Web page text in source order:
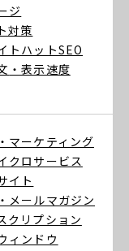
ジ
対策
トハットSEO
・表示速度
・マーケティング
クロサービス
イト
・メールマガジン
クリプション
ィンドウ